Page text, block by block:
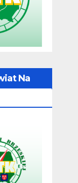
Na